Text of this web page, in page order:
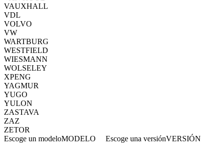
VAUXHALL
VDL
VOLVO
VW
WARTBURG
WESTFIELD
WIESMANN
WOLSELEY
XPENG
YAGMUR
YUGO
YULON
ZASTAVA
ZAZ
ZETOR
Escoge un modeloMODELO Escoge una versiónVERSIÓN